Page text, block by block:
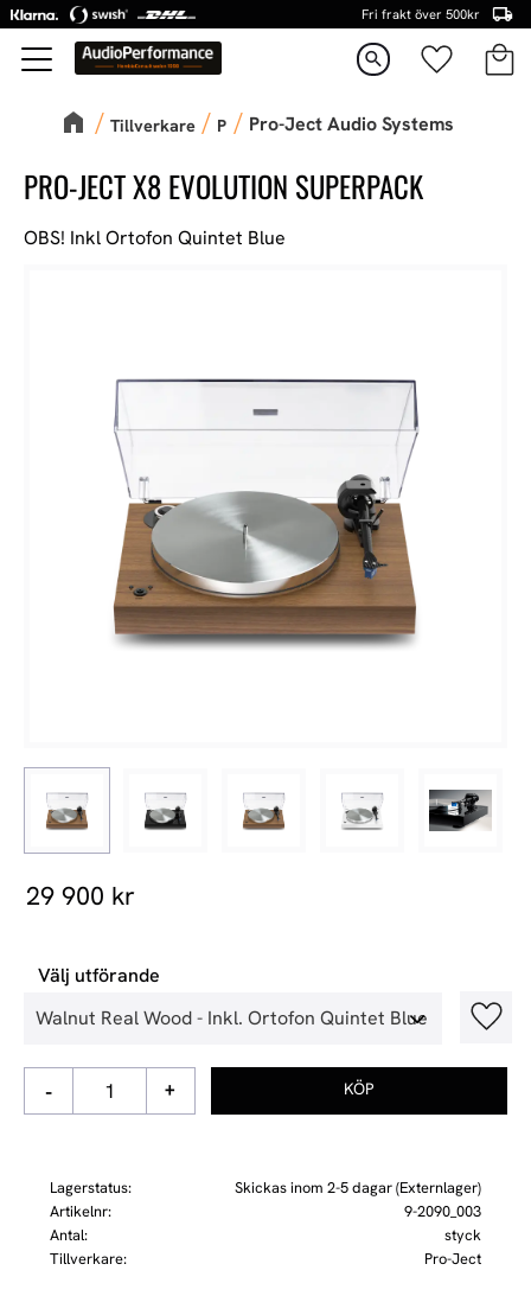
Meny
Fri frakt över 500kr
search Favoriter
Tillverkare P Pro-Ject Audio Systems
PRO-JECT X8 EVOLUTION SUPERPACK
OBS! Inkl Ortofon Quintet Blue
29 900 kr
Välj utförande
+
-
Lagerstatus
Skickas inom 2-5 dagar (Externlager)
Artikelnr
9-2090_003
Antal
styck
Tillverkare
Pro-Ject